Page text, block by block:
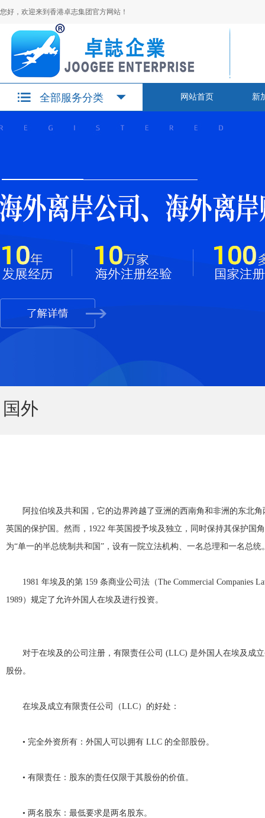
您好，欢迎来到香港卓志集团官方网站！
全部服务分类 网站首页 新
国外
阿拉伯埃及共和国，它的边界跨越了亚洲的西南角和非洲的东北
英国的保护国。然而，1922 年英国授予埃及独立，同时保持其保护国
为“单一的半总统制共和国”，设有一院立法机构、一名总理和一名总
1981 年埃及的第 159 条商业公司法（The Commercial Companies
1989）规定了允许外国人在埃及进行投资。
对于在埃及的公司注册，有限责任公司 (LLC) 是外国人在埃及成
股份。
在埃及成立有限责任公司（LLC）的好处：
• 完全外资所有：外国人可以拥有 LLC 的全部股份。
• 有限责任：股东的责任仅限于其股份的价值。
• 两名股东：最低要求是两名股东。